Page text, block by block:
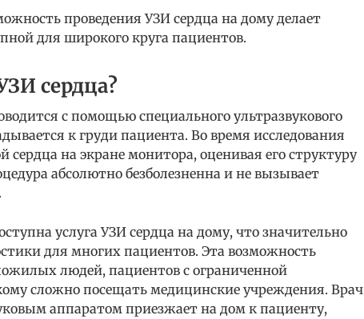
проведения УЗИ сердца на дому делает
для широкого круга пациентов.
сердца?
с помощью специального ультразвукового
к груди пациента. Во время исследования
сердца на экране монитора, оценивая его структуру
абсолютно безболезненна и не вызывает
услуга УЗИ сердца на дому, что значительно
для многих пациентов. Эта возможность
людей, пациентов с ограниченной
сложно посещать медицинские учреждения. Врач
аппаратом приезжает на дом к пациенту,